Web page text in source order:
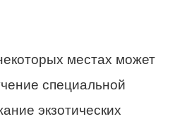
местах может
специальной
экзотических